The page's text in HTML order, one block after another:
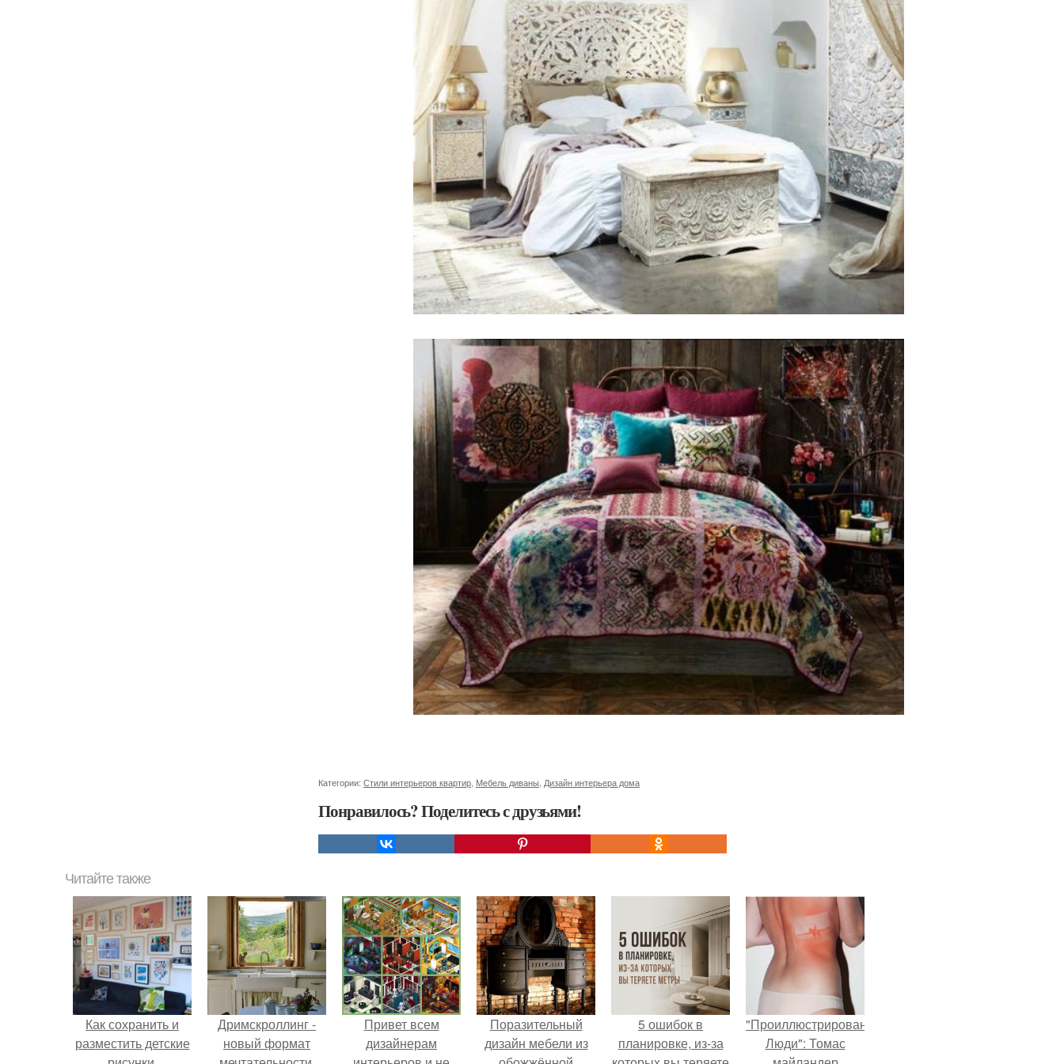
Категории: Стили интерьеров квартир Мебель диваны Дизайн интерьера дома
Понравилось? Поделитесь с друзьями!
Читайте также
Как сохранить и
разместить детские
Дримскроллинг -
новый формат
Привет всем
дизайнерам
Поразительный
дизайн мебели из
5 ошибок в
планировке, из-за
"Проиллюстрированные
Люди": Томас